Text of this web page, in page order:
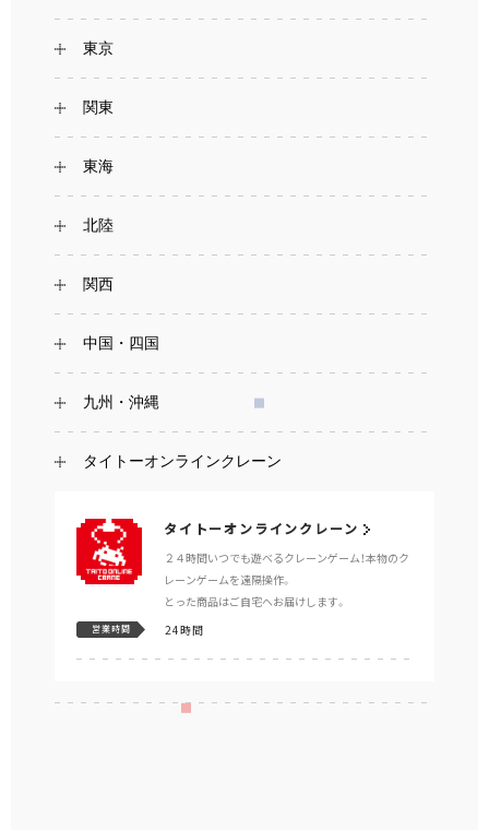
東京
関東
東海
北陸
関西
中国・四国
九州・沖縄
タイトーオンラインクレーン
タイトーオンラインクレーン
２４時間いつでも遊べるクレーンゲーム！本物のク
レーンゲームを遠隔操作。
とった商品はご自宅へお届けします。
営業時間 24時間